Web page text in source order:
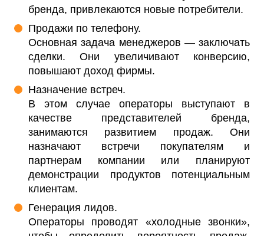
бренда, привлекаются новые потребители.
Продажи по телефону.
Основная задача менеджеров — заключать
сделки. Они увеличивают конверсию,
повышают доход фирмы.
Назначение встреч.
В этом случае операторы выступают в
качестве представителей бренда,
занимаются развитием продаж. Они
назначают встречи покупателям и
партнерам компании или планируют
демонстрации продуктов потенциальным
клиентам.
Генерация лидов.
Операторы проводят «холодные звонки»,